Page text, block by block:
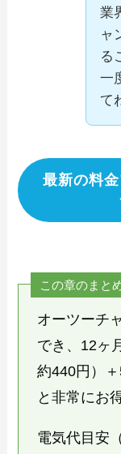
業
ャ
る
一
て
最新の料
この章のまと
オーツーチ
でき、12ヶ
約440円）
と非常にお
電気代目安